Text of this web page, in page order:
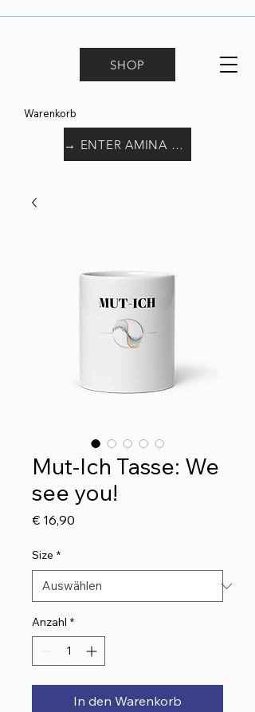
SHOP
Warenkorb
→ ENTER AMINA WORLD
Mut-Ich Tasse: We
see you!
€ 16,90
Size *
Anzahl *
In den Warenkorb